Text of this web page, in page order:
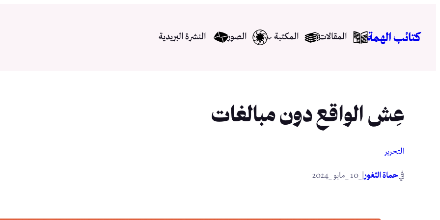
المحتوىكتائب الهمة المقالات المكتبة الصور النشرة البريدية
عِش الواقع دون مبالغات
التحرير
فيحماة الثغور